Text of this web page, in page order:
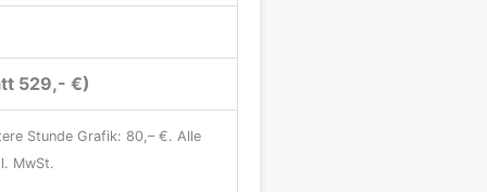
529,- €)
Stunde Grafik: 80,– €. Alle
MwSt.